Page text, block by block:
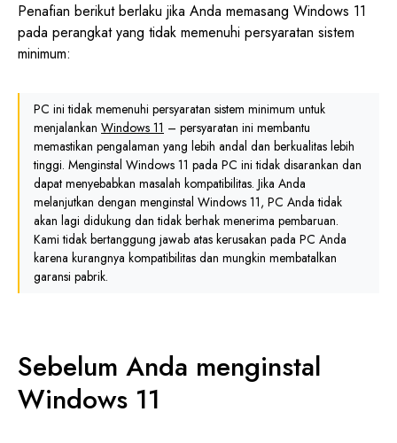
Penafian berikut berlaku jika Anda memasang Windows 11
pada perangkat yang tidak memenuhi persyaratan sistem
minimum:
PC ini tidak memenuhi persyaratan sistem minimum untuk
menjalankan Windows 11 – persyaratan ini membantu
memastikan pengalaman yang lebih andal dan berkualitas lebih
tinggi. Menginstal Windows 11 pada PC ini tidak disarankan dan
dapat menyebabkan masalah kompatibilitas. Jika Anda
melanjutkan dengan menginstal Windows 11, PC Anda tidak
akan lagi didukung dan tidak berhak menerima pembaruan.
Kami tidak bertanggung jawab atas kerusakan pada PC Anda
karena kurangnya kompatibilitas dan mungkin membatalkan
garansi pabrik.
Sebelum Anda menginstal
Windows 11